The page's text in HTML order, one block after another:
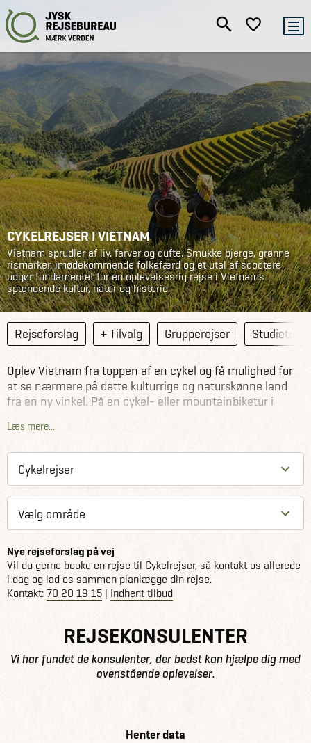
CYKELREJSER I VIETNAM
Vietnam sprudler af liv, farver og dufte. Smukke bjerge, grønne
rismarker, imødekommende folkefærd og et utal af scootere
udgør fundamentet for en oplevelsesrig rejse i Vietnams
spændende kultur, natur og historie.
Rejseforslag + Tilvalg Grupperejser Studieture
Oplev Vietnam fra toppen af en cykel og få mulighed for
at se nærmere på dette kulturrige og naturskønne land
fra en ny vinkel. På en cykel- eller mountainbiketur i
rundt i kroppen, men samtidigt langsomt nok til at du kan
Læs mere...
Nye rejseforslag på vej
Vil du gerne booke en rejse til Cykelrejser, så kontakt os allerede
i dag og lad os sammen planlægge din rejse.
Kontakt:70 20 19 15 | Indhent tilbud
REJSEKONSULENTER
Vi har fundet de konsulenter, der bedst kan hjælpe dig med
ovenstående oplevelser.
Henter data